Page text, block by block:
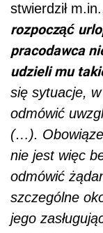
stwierdził
rozpocząć
pracodawca
udzieli mu
się sytuacje,
odmówić
(…).
nie jest więc
odmówić
szczególne
jego